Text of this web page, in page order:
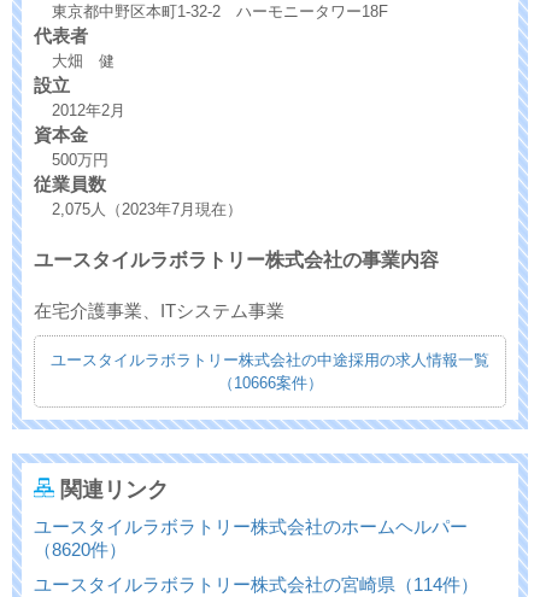
東京都中野区本町1-32-2 ハーモニータワー18F
代表者
大畑 健
設立
2012年2月
資本金
500万円
従業員数
2,075人（2023年7月現在）
ユースタイルラボラトリー株式会社の事業内容
在宅介護事業、ITシステム事業
ユースタイルラボラトリー株式会社の中途採用の求人情報一覧
（10666案件）
関連リンク
ユースタイルラボラトリー株式会社のホームヘルパー
（8620件）
ユースタイルラボラトリー株式会社の宮崎県（114件）